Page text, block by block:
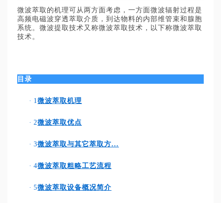
微波萃取的机理可从两方面考虑，一方面微波辐射过程是
高频电磁波穿透萃取介质，到达物料的内部维管束和腺胞
系统。微波提取技术又称微波萃取技术，以下称微波萃取
技术。
目录
· 1微波萃取机理
· 2微波萃取优点
· 3微波萃取与其它萃取方...
· 4微波萃取粗略工艺流程
· 5微波萃取设备概况简介